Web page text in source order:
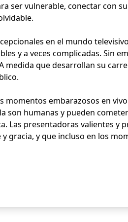
ser vulnerable, conectar con
en el mundo
y a veces complicadas. Sin
medida que desarrollan su
momentos embarazosos en
son humanas y pueden
Las presentadoras valientes y
gracia, y que incluso en los